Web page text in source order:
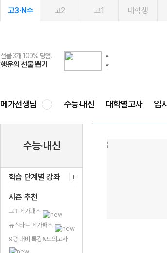
고3·N수 고2 고1 대학생
선물 3개 100% 당첨!
행운의 선물 뽑기
선물 100% 증정!
메가스터디 X 올리브
여름방학 스터디 캐시백
메가런 썸머스쿨
2027 러셀 단과
강사 공개선발
스마트러닝앱
설문 EVENT
메가패스
3일 무료 체험권
메가패스 수강생 무료혜택!
메가클럽 멤버십
사회공헌 캠페인
희망이룸 메가나눔
메가선생님 수능·내신 대학별고사 입
수능·내신
학습 단계별 강좌
시즌 추천
고3 메가패스
뉴스타트 메가패스
9평 대비 특강&모의고사